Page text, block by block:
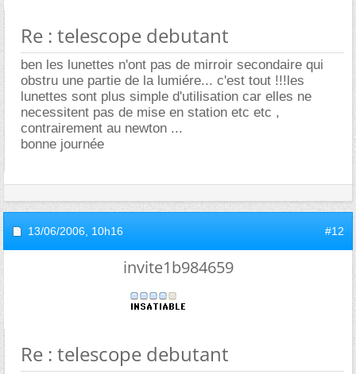
Re : telescope debutant
ben les lunettes n'ont pas de mirroir secondaire qui
obstru une partie de la lumiére... c'est tout !!!les
lunettes sont plus simple d'utilisation car elles ne
necessitent pas de mise en station etc etc ,
contrairement au newton ...
bonne journée
13/06/2006, 10h16 #12
invite1b984659
Re : telescope debutant